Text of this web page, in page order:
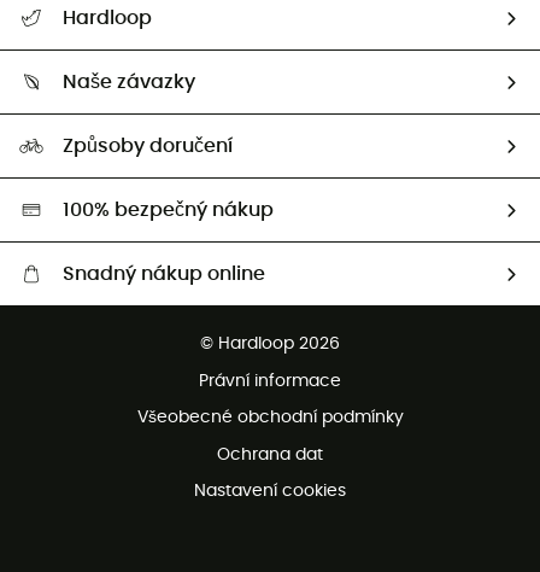
Vrácení zboží a peněz
Hardloop
Naši Ambasadoři
Naše závazky
HardGreen
Způsoby doručení
100% bezpečný nákup
Snadný nákup online
Bezplatná zákaznická služba
© Hardloop 2026
Právní informace
Všeobecné obchodní podmínky
Ochrana dat
Nastavení cookies